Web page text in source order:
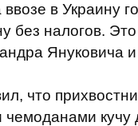
в Украину
без налогов.
Януковича
что
кучу